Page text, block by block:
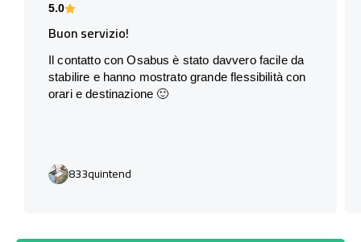
5.0
Buon servizio!
Il contatto con Osabus è stato davvero facile da
stabilire e hanno mostrato grande flessibilità con
orari e destinazione 🙂
833quintend